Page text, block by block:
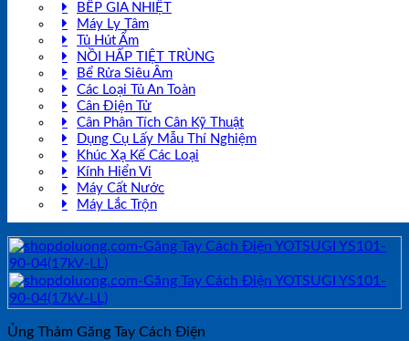
BẾP GIA NHIỆT
Máy Ly Tâm
Tủ Hút Ẩm
NỒI HẤP TIỆT TRÙNG
Bể Rửa Siêu Âm
Các Loại Tủ An Toàn
Cân Điện Tử
Cân Phân Tích Cân Kỹ Thuật
Dụng Cụ Lấy Mẫu Thí Nghiệm
Khúc Xạ Kế Các Loại
Kính Hiển Vi
Máy Cất Nước
Máy Lắc Trộn
Ủng Thảm Găng Tay Cách Điện